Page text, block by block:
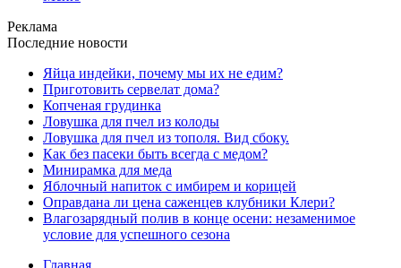
Реклама
Последние новости
Яйца индейки, почему мы их не едим?
Приготовить сервелат⁠⁠ дома?
Копченая грудинка
Ловушка для пчел из колоды
Ловушка для пчел из тополя. Вид сбоку.
Как без пасеки быть всегда с медом?
Минирамка для меда
Яблочный напиток с имбирем и корицей
Оправдана ли цена саженцев клубники Клери?
Влагозарядный полив в конце осени: незаменимое
условие для успешного сезона
Главная